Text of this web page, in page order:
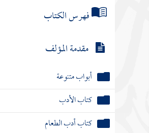
فهرس الكتاب
مقدمة المؤلف
أبواب متنوعة
كتاب الأدب
كتاب أدب الطعام